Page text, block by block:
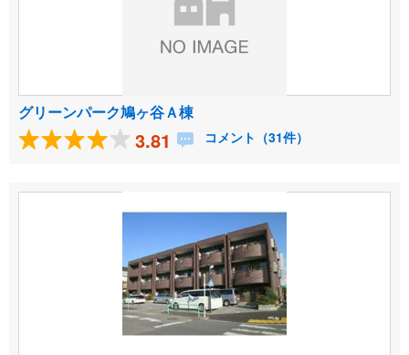
グリーンパーク鳩ヶ谷Ａ棟
3.81 コメント（31件）